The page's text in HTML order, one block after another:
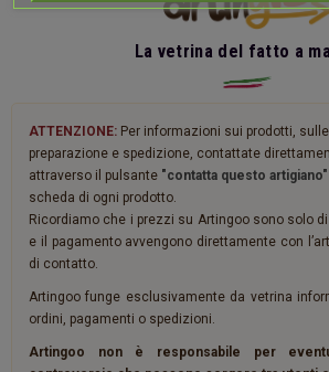
La vetrina del fatto a
ATTENZIONE: Per informazioni sui prodotti,
preparazione e spedizione, contattate
attraverso il pulsante "contatta questo artigiano"
scheda di ogni prodotto.
Ricordiamo che i prezzi su Artingoo sono solo
e il pagamento avvengono direttamente con
di contatto.
Artingoo funge esclusivamente da vetrina
ordini, pagamenti o spedizioni.
Artingoo non è responsabile per